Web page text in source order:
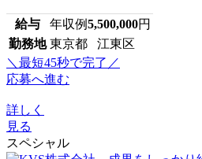
給与 年収例5,500,000円
勤務地 東京都 江東区
＼最短45秒で完了／
応募へ進む
詳しく
見る
スペシャル